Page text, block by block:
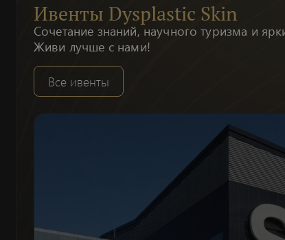
Ивенты Dysplastic Skin
Сочетание знаний, научного туризма и
Живи лучше с нами!
Все ивенты